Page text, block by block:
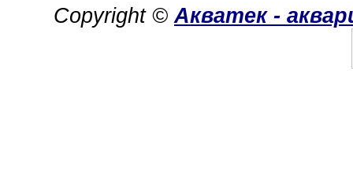
Copyright ©Акватек -